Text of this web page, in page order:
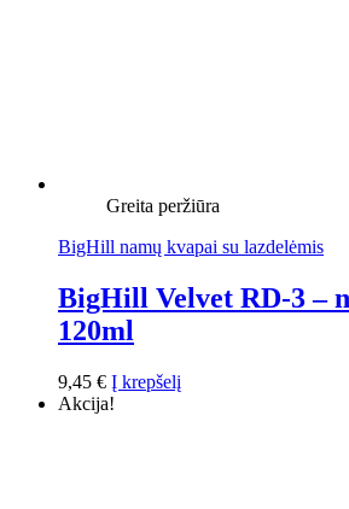
Greita peržiūra
BigHill namų kvapai su lazdelėmis
BigHill Velvet RD-3 –
120ml
9,45 € Į krepšelį
Akcija!